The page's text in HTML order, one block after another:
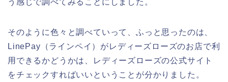
う感じで調べてみることにしました。
そのように色々と調べていって、ふっと思ったのは、
LinePay（ラインペイ）がレディーズローズのお店で利
用できるかどうかは、レディーズローズの公式サイト
をチェックすればいいということが分かりました。